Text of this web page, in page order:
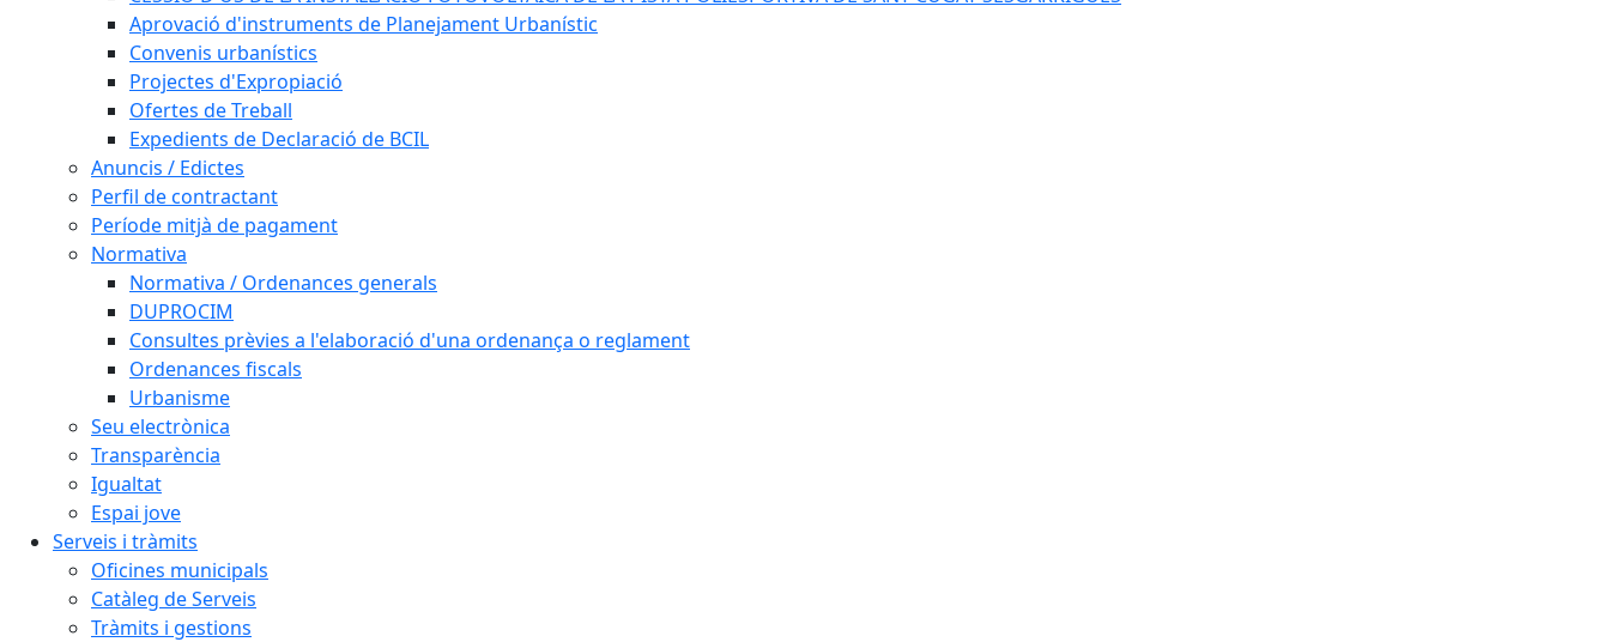
Aprovació d'instruments de Planejament Urbanístic
Convenis urbanístics
Projectes d'Expropiació
Ofertes de Treball
Expedients de Declaració de BCIL
Anuncis / Edictes
Perfil de contractant
Període mitjà de pagament
Normativa
Normativa / Ordenances generals
DUPROCIM
Consultes prèvies a l'elaboració d'una ordenança o reglament
Ordenances fiscals
Urbanisme
Seu electrònica
Transparència
Igualtat
Espai jove
Serveis i tràmits
Oficines municipals
Catàleg de Serveis
Tràmits i gestions